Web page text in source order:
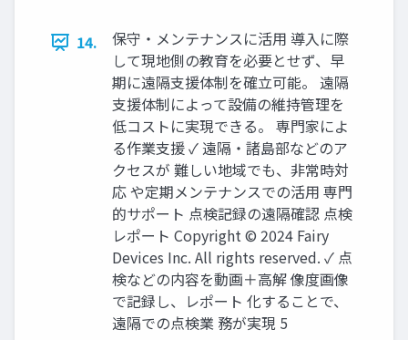
14.
保守・メンテナンスに活用 導入に際
して現地側の教育を必要とせず、早
期に遠隔支援体制を確立可能。 遠隔
支援体制によって設備の維持管理を
低コストに実現できる。 専門家によ
る作業支援 ✓ 遠隔・諸島部などのア
クセスが 難しい地域でも、非常時対
応 や定期メンテナンスでの活用 専門
的サポート 点検記録の遠隔確認 点検
レポート Copyright © 2024 Fairy
Devices Inc. All rights reserved. ✓ 点
検などの内容を動画＋高解 像度画像
で記録し、レポート 化することで、
遠隔での点検業 務が実現 5